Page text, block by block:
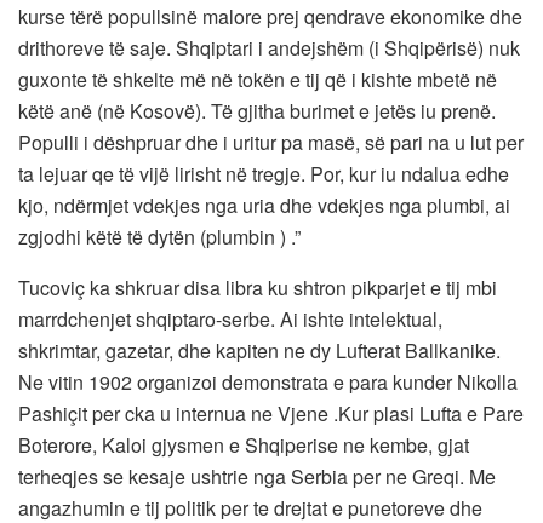
kurse tërë popullsinë malore prej qendrave ekonomike dhe
drithoreve të saje. Shqiptari i andejshëm (i Shqipërisë) nuk
guxonte të shkelte më në tokën e tij që i kishte mbetë në
këtë anë (në Kosovë). Të gjitha burimet e jetës iu prenë.
Populli i dëshpruar dhe i uritur pa masë, së pari na u lut per
ta lejuar qe të vijë lirisht në tregje. Por, kur iu ndalua edhe
kjo, ndërmjet vdekjes nga uria dhe vdekjes nga plumbi, ai
zgjodhi këtë të dytën (plumbin ) .”
Tucoviç ka shkruar disa libra ku shtron pikparjet e tij mbi
marrdchenjet shqiptaro-serbe. Ai ishte intelektual,
shkrimtar, gazetar, dhe kapiten ne dy Lufterat Ballkanike.
Ne vitin 1902 organizoi demonstrata e para kunder Nikolla
Pashiçit per cka u internua ne Vjene .Kur plasi Lufta e Pare
Boterore, Kaloi gjysmen e Shqiperise ne kembe, gjat
terheqjes se kesaje ushtrie nga Serbia per ne Greqi. Me
angazhumin e tij politik per te drejtat e punetoreve dhe